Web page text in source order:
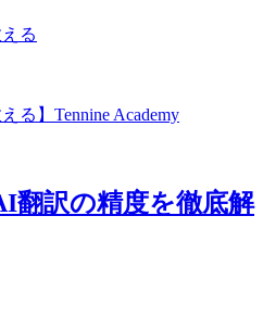
る
る】Tennine Academy
翻訳の精度を徹底解